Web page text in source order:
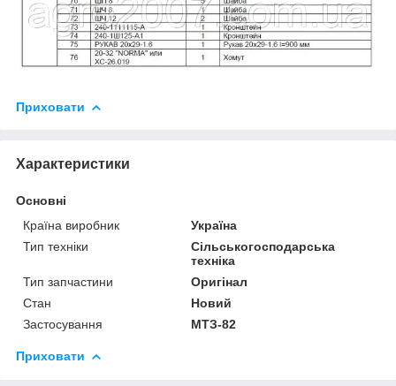
Приховати
Характеристики
Основні
Країна виробник
Україна
Тип техніки
Сільськогосподарська
техніка
Тип запчастини
Оригінал
Стан
Новий
Застосування
МТЗ-82
Приховати